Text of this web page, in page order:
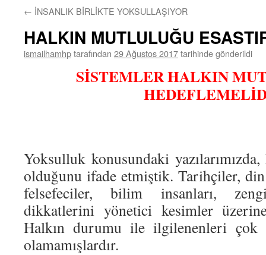
← İNSANLIK BİRLİKTE YOKSULLAŞIYOR
HALKIN MUTLULUĞU
ismailhamhptarafından 29 Ağustos 2017tarihinde gönderildi
SİSTEMLER HALKIN
Yoksulluk konusundaki
olduğunu ifade etmiştik. Tarihçiler, din
felsefeciler, bilim insanları,
dikkatlerini yönetici kesimler üzerine
Halkın durumu ile ilgilenenleri çok
olamamışlardır.